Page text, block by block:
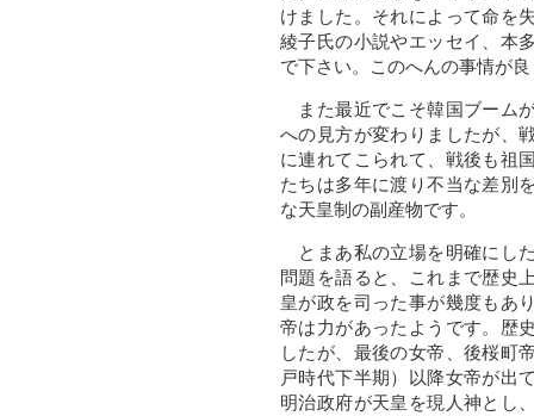
けました。それによって命を
綾子氏の小説やエッセイ、本
で下さい。このへんの事情が
また最近でこそ韓国ブーム
への見方が変わりましたが、
に連れてこられて、戦後も祖
たちは多年に渡り不当な差別
な天皇制の副産物です。
とまあ私の立場を明確にし
問題を語ると、これまで歴史
皇が政を司った事が幾度もあ
帝は力があったようです。歴
したが、最後の女帝、後桜町
戸時代下半期）以降女帝が出
明治政府が天皇を現人神とし